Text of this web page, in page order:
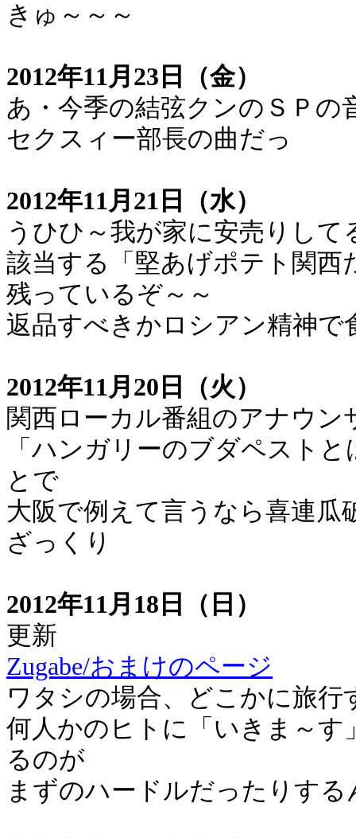
きゅ～～～
2012年11月23日（金）
あ・今季の結弦クンのＳＰの
セクスィー部長の曲だっ
2012年11月21日（水）
うひひ～我が家に安売りして
該当する「堅あげポテト関
残っているぞ～～
返品すべきかロシアン精神で
2012年11月20日（火）
関西ローカル番組のアナウン
「ハンガリーのブダペスト
とで
大阪で例えて言うなら喜連
ざっくり
2012年11月18日（日）
更新
Zugabe/おまけのページ
ワタシの場合、どこかに旅行
何人かのヒトに「いきま～
るのが
まずのハードルだったりする